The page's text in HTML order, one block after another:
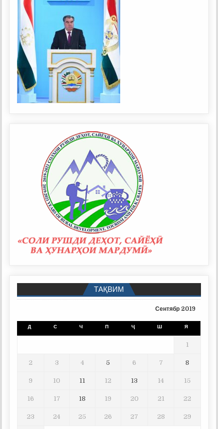
ТАҚВИМ
Сентябр 2019
Д С Ч П Ҷ Ш Я
1
2 3 4 5 6 7 8
9 10 11 12 13 14 15
16 17 18 19 20 21 22
23 24 25 26 27 28 29